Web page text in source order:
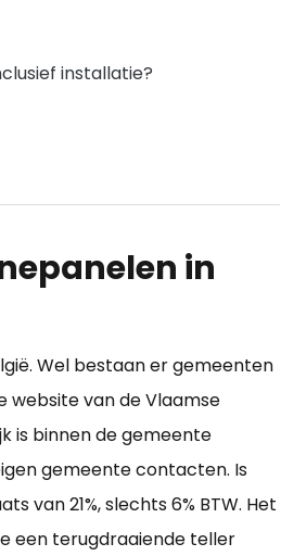
installatie?
in
Wel bestaan er gemeenten
website van de Vlaamse
is binnen de gemeente
gemeente contacten. Is
van 21%, slechts 6% BTW. Het
een terugdraaiende teller